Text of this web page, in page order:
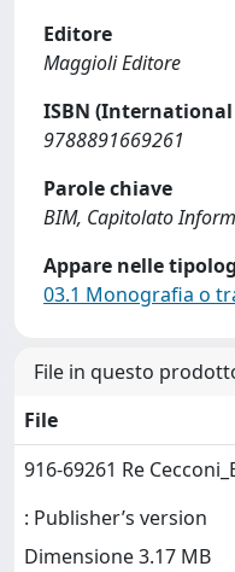
Editore
Maggioli Editore
ISBN
9788891669261
Parole chiave
BIM, Capitolato
Appare nelle
03.1 Monografia o
File in questo
File
916-69261 Re
: Publisher’s version
Dimensione 3.17 MB